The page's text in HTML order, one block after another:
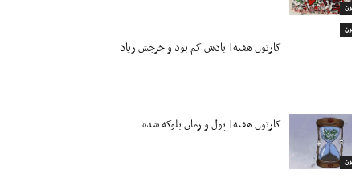
کارتون
کارتون
کارتون هفته| بادش کم بود و خرجش زیاد
کارتون
کارتون هفته| پول و زمان بلوکه شده